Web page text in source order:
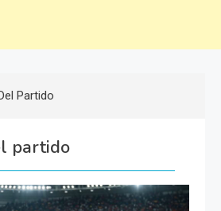
Partido
partido